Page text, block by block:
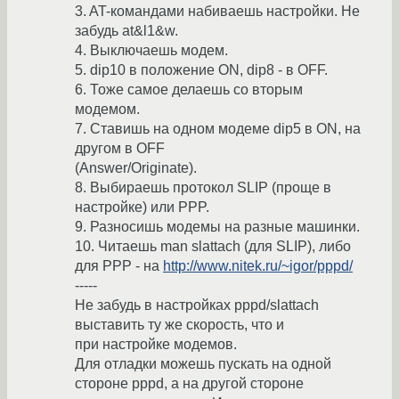
3. AT-командами набиваешь настройки. Не
забудь at&l1&w.
4. Выключаешь модем.
5. dip10 в положение ON, dip8 - в OFF.
6. Тоже самое делаешь со вторым
модемом.
7. Ставишь на одном модеме dip5 в ON, на
другом в OFF
(Answer/Originate).
8. Выбираешь протокол SLIP (проще в
настройке) или PPP.
9. Разносишь модемы на разные машинки.
10. Читаешь man slattach (для SLIP), либо
для PPP - на http://www.nitek.ru/~igor/pppd/
-----
Не забудь в настройках pppd/slattach
выставить ту же скорость, что и
при настройке модемов.
Для отладки можешь пускать на одной
стороне pppd, а на другой стороне